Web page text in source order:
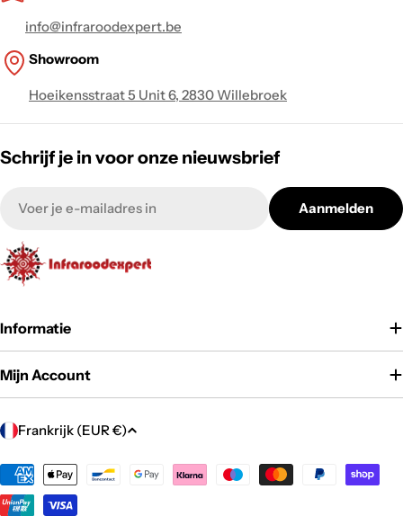
info@infraroodexpert.be
Showroom
Hoeikensstraat 5 Unit 6, 2830 Willebroek
Schrijf je in voor onze nieuwsbrief
mail
Aanmelden
Informatie
Mijn Account
L
n
d
Frankrijk (EUR €)
Betaalmethoden